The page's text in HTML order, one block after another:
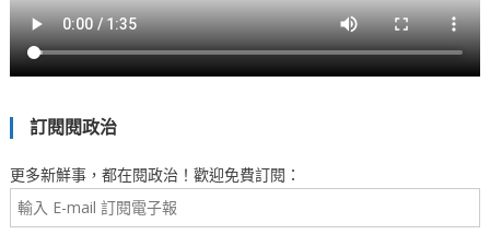
訂閱閱政治
更多新鮮事，都在閱政治！歡迎免費訂閱：